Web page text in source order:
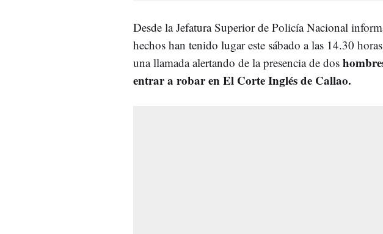
Desde la Jefatura Superior de Policía Nacional
hechos han tenido lugar este sábado a las 14.30
una llamada alertando de la presencia de dos
entrar a robar en El Corte Inglés de Callao.